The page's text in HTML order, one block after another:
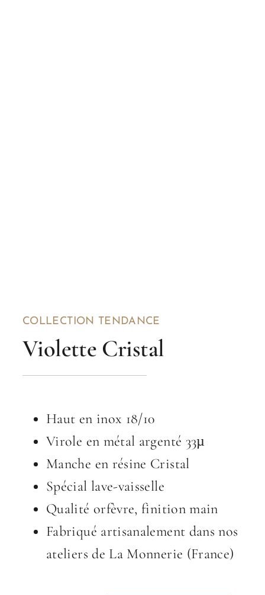
COLLECTION TENDANCE
Violette Cristal
Haut en inox 18/10
Virole en métal argenté 33µ
Manche en résine Cristal
Spécial lave-vaisselle
Qualité orfèvre, finition main
Fabriqué artisanalement dans nos
ateliers de La Monnerie (France)